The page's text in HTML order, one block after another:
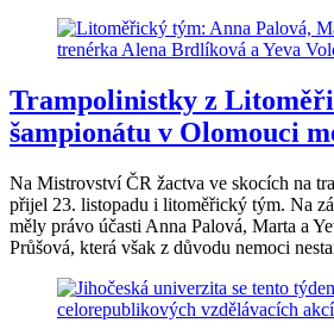
Trampolinistky z
šampionátu v Olomouci
Na Mistrovství ČR žactva ve skocích na
přijel 23. listopadu i litoměřický tým. Na
měly právo účasti Anna Palová, Marta a
Průšová, která však z důvodu nemoci